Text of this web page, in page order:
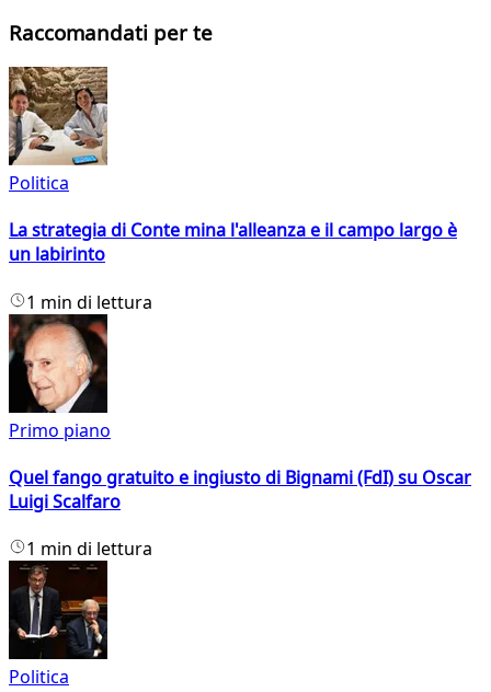
Raccomandati per te
Politica
La strategia di Conte mina l'alleanza e il campo largo è
un labirinto
1 min di lettura
Primo piano
Quel fango gratuito e ingiusto di Bignami (FdI) su Oscar
Luigi Scalfaro
1 min di lettura
Politica